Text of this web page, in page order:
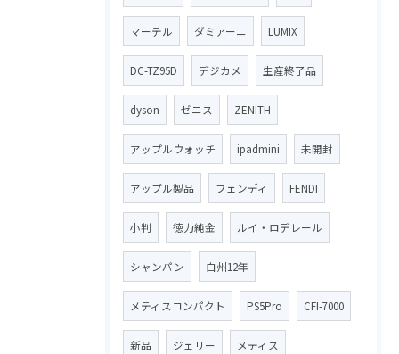
マーテル ダミアーニ LUMIX
DC-TZ95D デジカメ 生産終了品
dyson ゼニス ZENITH
アップルウォッチ ipadmini 未開封
アップル製品 フェンディ FENDI
小判 徳力純金 ルイ・ロデレール
シャンパン 白州12年
メティスコンパクト PS5Pro CFI-7000
新品 ジェリー メティス